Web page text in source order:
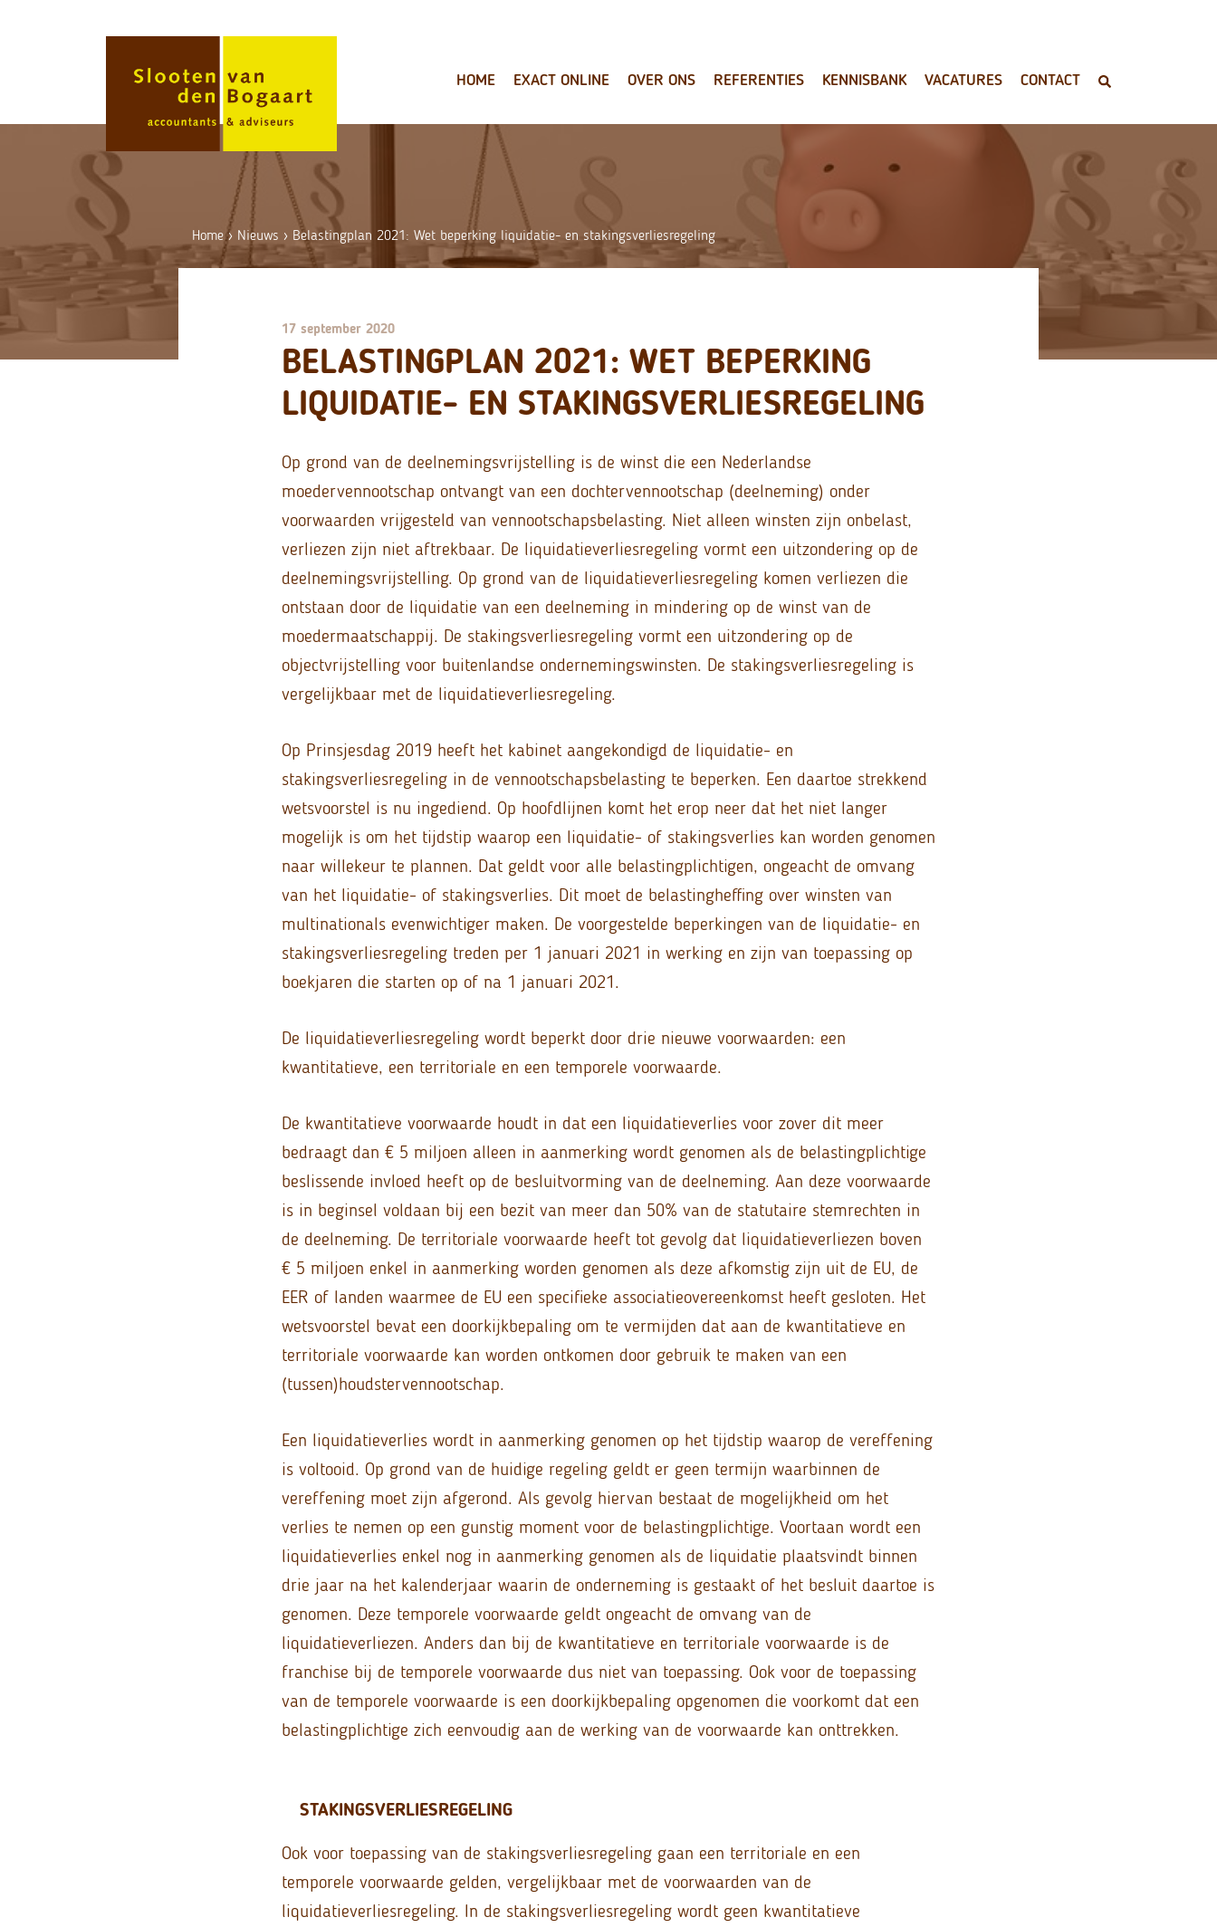
HOME EXACT ONLINE OVER ONS REFERENTIES KENNISBANK VACATURES CONTACT
Home› Nieuws › Belastingplan 2021: Wet beperking liquidatie- en stakingsverliesregeling
17 september 2020
BELASTINGPLAN 2021: WET BEPERKING
LIQUIDATIE- EN STAKINGSVERLIESREGELING
Op grond van de deelnemingsvrijstelling is de winst die een Nederlandse
moedervennootschap ontvangt van een dochtervennootschap (deelneming) onder
voorwaarden vrijgesteld van vennootschapsbelasting. Niet alleen winsten zijn onbelast,
verliezen zijn niet aftrekbaar. De liquidatieverliesregeling vormt een uitzondering op de
deelnemingsvrijstelling. Op grond van de liquidatieverliesregeling komen verliezen die
ontstaan door de liquidatie van een deelneming in mindering op de winst van de
moedermaatschappij. De stakingsverliesregeling vormt een uitzondering op de
objectvrijstelling voor buitenlandse ondernemingswinsten. De stakingsverliesregeling is
vergelijkbaar met de liquidatieverliesregeling.
Op Prinsjesdag 2019 heeft het kabinet aangekondigd de liquidatie- en
stakingsverliesregeling in de vennootschapsbelasting te beperken. Een daartoe strekkend
wetsvoorstel is nu ingediend. Op hoofdlijnen komt het erop neer dat het niet langer
mogelijk is om het tijdstip waarop een liquidatie- of stakingsverlies kan worden genomen
naar willekeur te plannen. Dat geldt voor alle belastingplichtigen, ongeacht de omvang
van het liquidatie- of stakingsverlies. Dit moet de belastingheffing over winsten van
multinationals evenwichtiger maken. De voorgestelde beperkingen van de liquidatie- en
stakingsverliesregeling treden per 1 januari 2021 in werking en zijn van toepassing op
boekjaren die starten op of na 1 januari 2021.
De liquidatieverliesregeling wordt beperkt door drie nieuwe voorwaarden: een
kwantitatieve, een territoriale en een temporele voorwaarde.
De kwantitatieve voorwaarde houdt in dat een liquidatieverlies voor zover dit meer
bedraagt dan € 5 miljoen alleen in aanmerking wordt genomen als de belastingplichtige
beslissende invloed heeft op de besluitvorming van de deelneming. Aan deze voorwaarde
is in beginsel voldaan bij een bezit van meer dan 50% van de statutaire stemrechten in
de deelneming. De territoriale voorwaarde heeft tot gevolg dat liquidatieverliezen boven
€ 5 miljoen enkel in aanmerking worden genomen als deze afkomstig zijn uit de EU, de
EER of landen waarmee de EU een specifieke associatieovereenkomst heeft gesloten. Het
wetsvoorstel bevat een doorkijkbepaling om te vermijden dat aan de kwantitatieve en
territoriale voorwaarde kan worden ontkomen door gebruik te maken van een
(tussen)houdstervennootschap.
Een liquidatieverlies wordt in aanmerking genomen op het tijdstip waarop de vereffening
is voltooid. Op grond van de huidige regeling geldt er geen termijn waarbinnen de
vereffening moet zijn afgerond. Als gevolg hiervan bestaat de mogelijkheid om het
verlies te nemen op een gunstig moment voor de belastingplichtige. Voortaan wordt een
liquidatieverlies enkel nog in aanmerking genomen als de liquidatie plaatsvindt binnen
drie jaar na het kalenderjaar waarin de onderneming is gestaakt of het besluit daartoe is
genomen. Deze temporele voorwaarde geldt ongeacht de omvang van de
liquidatieverliezen. Anders dan bij de kwantitatieve en territoriale voorwaarde is de
franchise bij de temporele voorwaarde dus niet van toepassing. Ook voor de toepassing
van de temporele voorwaarde is een doorkijkbepaling opgenomen die voorkomt dat een
belastingplichtige zich eenvoudig aan de werking van de voorwaarde kan onttrekken.
STAKINGSVERLIESREGELING
Ook voor toepassing van de stakingsverliesregeling gaan een territoriale en een
temporele voorwaarde gelden, vergelijkbaar met de voorwaarden van de
liquidatieverliesregeling. In de stakingsverliesregeling wordt geen kwantitatieve